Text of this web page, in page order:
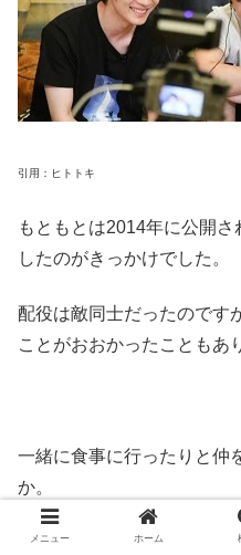
引用：ヒトトキ
もともとは2014年に公開さ
したのがきっかけでした。
配役は敵同士だったのです
ことがおおかったこともあ
一緒に食事に行ったりと仲
か。
メニュー ホーム